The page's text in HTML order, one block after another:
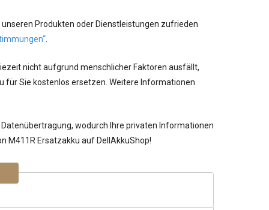
Produkten oder Dienstleistungen zufrieden
nicht aufgrund menschlicher Faktoren ausfällt,
für Sie kostenlos ersetzen. Weitere Informationen
wodurch Ihre privaten Informationen
M411R Ersatzakku auf DellAkkuShop!